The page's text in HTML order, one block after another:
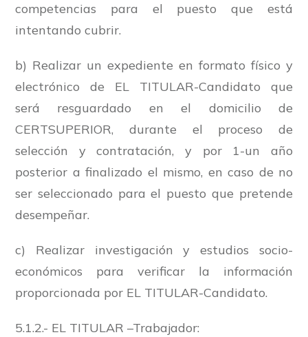
competencias para el puesto que está
intentando cubrir.
b) Realizar un expediente en formato físico y
electrónico de EL TITULAR-Candidato que
será resguardado en el domicilio de
CERTSUPERIOR, durante el proceso de
selección y contratación, y por 1-un año
posterior a finalizado el mismo, en caso de no
ser seleccionado para el puesto que pretende
desempeñar.
c) Realizar investigación y estudios socio-
económicos para verificar la información
proporcionada por EL TITULAR-Candidato.
5.1.2.- EL TITULAR –Trabajador: